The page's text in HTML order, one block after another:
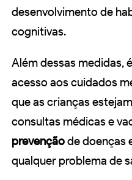
desenvolvimento de
cognitivas.
Além dessas medidas,
acesso aos cuidados
que as crianças
consultas médicas e
prevençãode doenças
qualquer problema de